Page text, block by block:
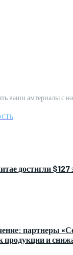
ваши амтериалы с
достигли $127
партнеры
продукции и